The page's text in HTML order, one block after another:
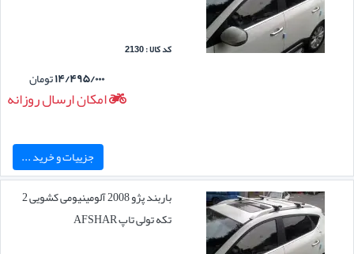
کد کالا : 2130
۱۴/۴۹۵/۰۰۰تومان
امکان ارسال روزانه
جزییات و خرید ...
باربند پژو 2008 آلومینیومی کشویی 2
تکه تولی تاپ AFSHAR